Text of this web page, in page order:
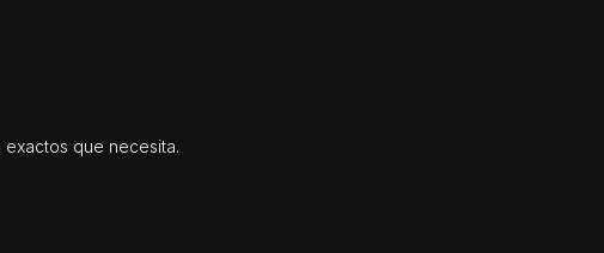
que necesita.